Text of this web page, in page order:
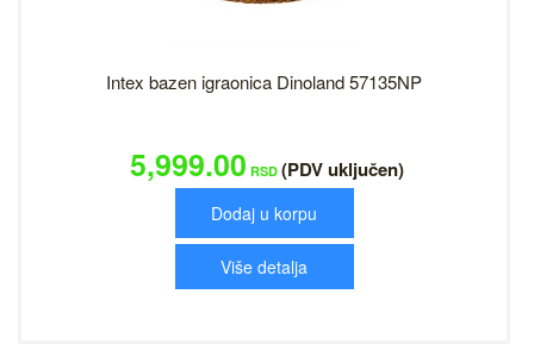
Intex bazen igraonica Dinoland 57135NP
5,999.00 RSD (PDV uključen)
Dodaj u korpu
Više detalja